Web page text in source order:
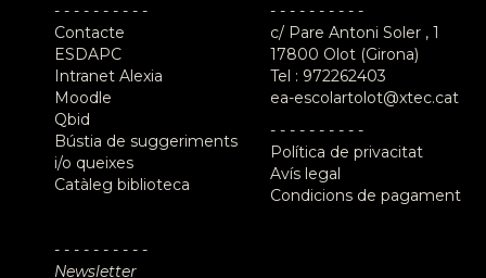
- - - - - - - - - -
Contacte
ESDAPC
Intranet Alexia
Moodle
Qbid
Bústia de suggeriments
i/o queixes
Catàleg biblioteca
- - - - - - - - - -
Newsletter
- - - - - - - - - -
c/ Pare Antoni Soler , 1
17800 Olot (Girona)
Tel : 972262403
ea-escolartolot@xtec.cat
- - - - - - - - - -
Política de privacitat
Avís legal
Condicions de pagament